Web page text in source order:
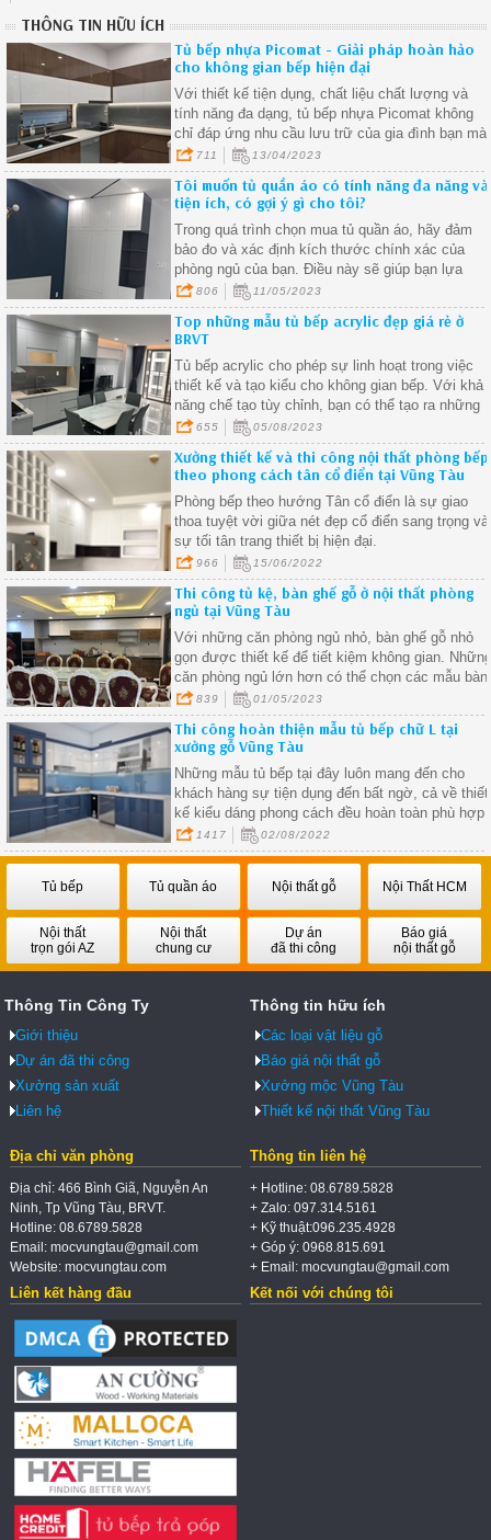
THÔNG TIN HỮU ÍCH
Tủ bếp nhựa Picomat - Giải pháp hoàn hảo
cho không gian bếp hiện đại
Với thiết kế tiện dụng, chất liệu chất lượng và
tính năng đa dạng, tủ bếp nhựa Picomat không
chỉ đáp ứng nhu cầu lưu trữ của gia đình bạn mà
còn giúp không gian bếp trở nên gọn gàng, hiện
đại và hài hòa
711 13/04/2023
Tôi muốn tủ quần áo có tính năng đa năng và
tiện ích, có gợi ý gì cho tôi?
Trong quá trình chọn mua tủ quần áo, hãy đảm
bảo đo và xác định kích thước chính xác của
phòng ngủ của bạn. Điều này sẽ giúp bạn lựa
chọn một mẫu tủ phù hợp với không gian hiện
tránh việc mua sai kích thước và lãng phí không
gian
806 11/05/2023
Top những mẫu tủ bếp acrylic đẹp giá rẻ ở
BRVT
Tủ bếp acrylic cho phép sự linh hoạt trong việc
thiết kế và tạo kiểu cho không gian bếp. Với khả
năng chế tạo tùy chỉnh, bạn có thể tạo ra những
chi tiết riêng biệt và độc đáo trong tủ bếp của
mình
655 05/08/2023
Xưởng thiết kế và thi công nội thất phòng bếp
theo phong cách tân cổ điển tại Vũng Tàu
Phòng bếp theo hướng Tân cổ điển là sự giao
thoa tuyệt vời giữa nét đẹp cổ điển sang trọng và
sự tối tân trang thiết bị hiện đại.
966 15/06/2022
Thi công tủ kệ, bàn ghế gỗ ở nội thất phòng
ngủ tại Vũng Tàu
Với những căn phòng ngủ nhỏ, bàn ghế gỗ nhỏ
gọn được thiết kế để tiết kiệm không gian.
căn phòng ngủ lớn hơn có thể chọn các mẫu bàn
ghế gỗ lớn hơn, giúp tạo ra không gian sống sang
trọng hơn
839 01/05/2023
Thi công hoàn thiện mẫu tủ bếp chữ L tại
xưởng gỗ Vũng Tàu
Những mẫu tủ bếp tại đây luôn mang đến cho
khách hàng sự tiện dụng đến bất ngờ, cả về thiết
kế kiểu dáng phong cách đều hoàn toàn phù hợp
tương thích với không gian căn bếp và sở thích
của gia chủ.
1417 02/08/2022
Tủ bếp Tủ quần áo Nội thất gỗ Nội Thất HCM
Nội thất
trọn gói AZ
Nội thất
chung cư
Dự án
đã thi công
Báo giá
nội thất gỗ
Thông Tin Công Ty
Giới thiệu
Dự án đã thi công
Xưởng sản xuất
Liên hệ
Thông tin hữu ích
Các loại vật liệu gỗ
Báo giá nội thất gỗ
Xưởng mộc Vũng Tàu
Thiết kế nội thất Vũng Tàu
Địa chỉ văn phòng
Địa chỉ: 466 Bình Giã, Nguyễn An
Ninh, Tp Vũng Tàu, BRVT.
Hotline: 08.6789.5828
Email: mocvungtau@gmail.com
Website: mocvungtau.com
Thông tin liên hệ
+ Hotline: 08.6789.5828
+ Zalo: 097.314.5161
+ Kỹ thuật:096.235.4928
+ Góp ý: 0968.815.691
+ Email: mocvungtau@gmail.com
Liên kết hàng đầu Kết nối với chúng tôi